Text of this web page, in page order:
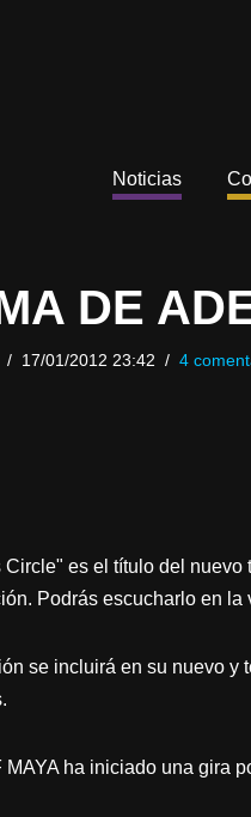
Noticias
DE
17/01/2012 23:42 4
Circle" es el título del
Podrás escucharlo en
se incluirá en su nuevo y
MAYA ha iniciado una gira